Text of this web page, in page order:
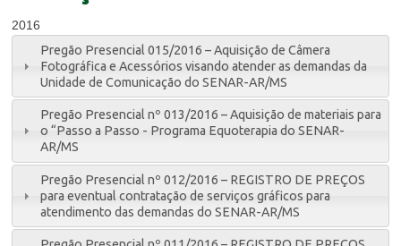
2016
Pregão Presencial 015/2016 – Aquisição de Câmera
Fotográfica e Acessórios visando atender as demandas da
Unidade de Comunicação do SENAR-AR/MS
Pregão Presencial nº 013/2016 – Aquisição de materiais para
o “Passo a Passo - Programa Equoterapia do SENAR-
AR/MS
Pregão Presencial nº 012/2016 – REGISTRO DE PREÇOS
para eventual contratação de serviços gráficos para
atendimento das demandas do SENAR-AR/MS